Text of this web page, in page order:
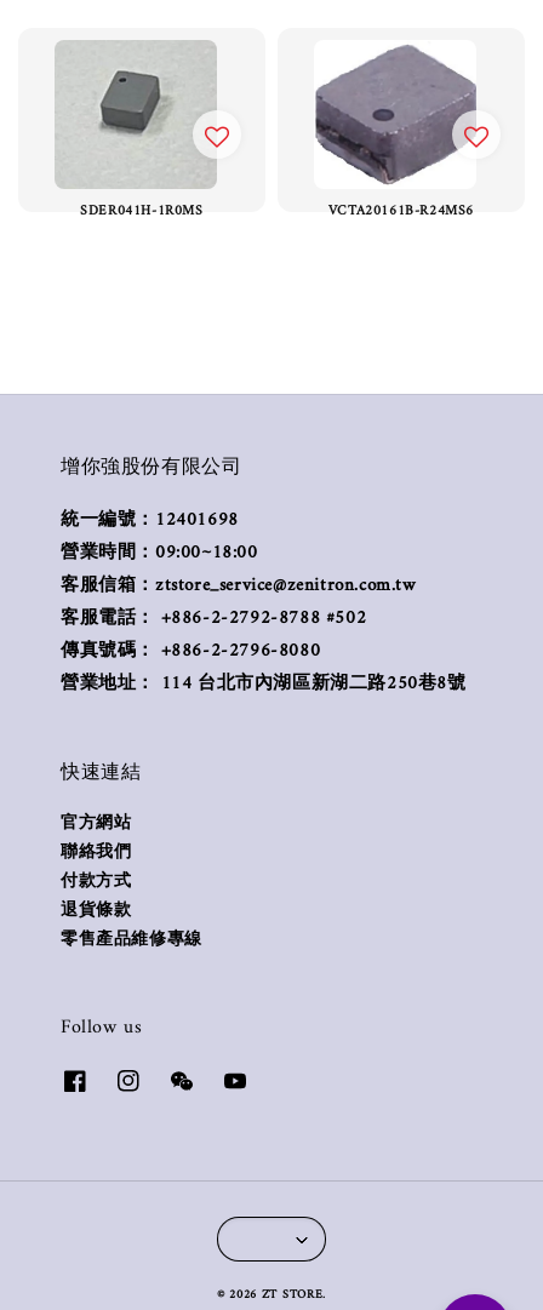
SDER041H-1R0MS VCTA20161B-R24MS6
增你強股份有限公司
統一編號：12401698
營業時間：09:00~18:00
客服信箱：ztstore_service@zenitron.com.tw
客服電話： +886-2-2792-8788 #502
傳真號碼： +886-2-2796-8080
營業地址： 114 台北市內湖區新湖二路250巷8號
快速連結
官方網站
聯絡我們
付款方式
退貨條款
零售產品維修專線
Follow us
© 2026 ZT STORE.